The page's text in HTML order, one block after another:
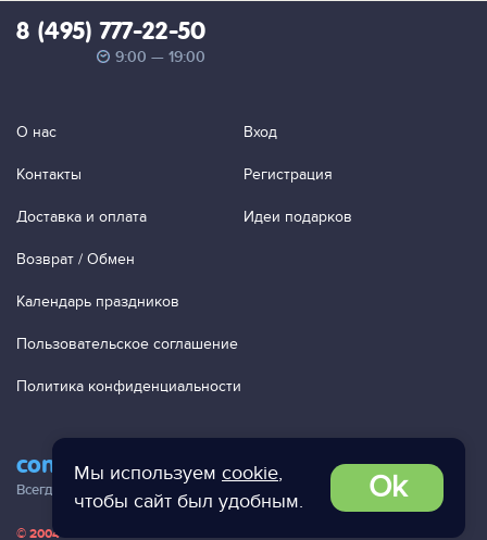
Мы используем cookie,
чтобы сайт был удобным.
Ok
contact@ac-studio.ru
Всегда отвечаем на ваши письма!
8 (495) 777-22-50
9:00 — 19:00
О нас
Контакты
Доставка и оплата
Возврат / Обмен
Календарь праздников
Пользовательское соглашение
Политика конфиденциальности
Вход
Регистрация
Идеи подарков
© 2004 — 2026